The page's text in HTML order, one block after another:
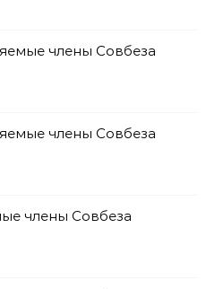
члены Совбеза
члены Совбеза
члены Совбеза